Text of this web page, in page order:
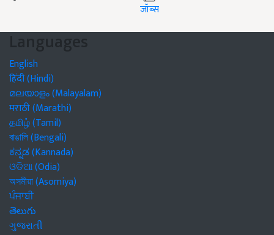
जॉब्स
Languages
English
हिंदी (Hindi)
മലയാളം (Malayalam)
मराठी (Marathi)
தமிழ் (Tamil)
বাঙালি (Bengali)
ಕನ್ನಡ (Kannada)
ଓଡିଆ (Odia)
অসমীয়া (Asomiya)
ਪੰਜਾਬੀ
తెలుగు
ગુજરાતી